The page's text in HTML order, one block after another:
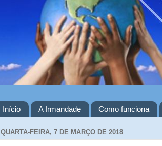
Início A Irmandade Como funciona
QUARTA-FEIRA, 7 DE MARÇO DE 2018